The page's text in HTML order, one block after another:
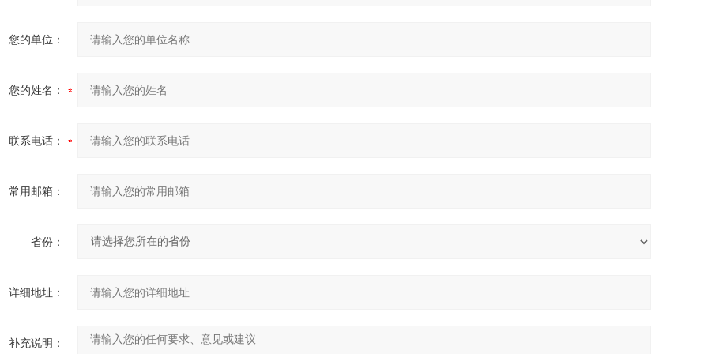
您的单位：
您的姓名：
联系电话：
常用邮箱：
省份：
详细地址：
补充说明：